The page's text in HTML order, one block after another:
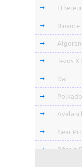
Binance
Tezos
Dai
Near
Bitcoin